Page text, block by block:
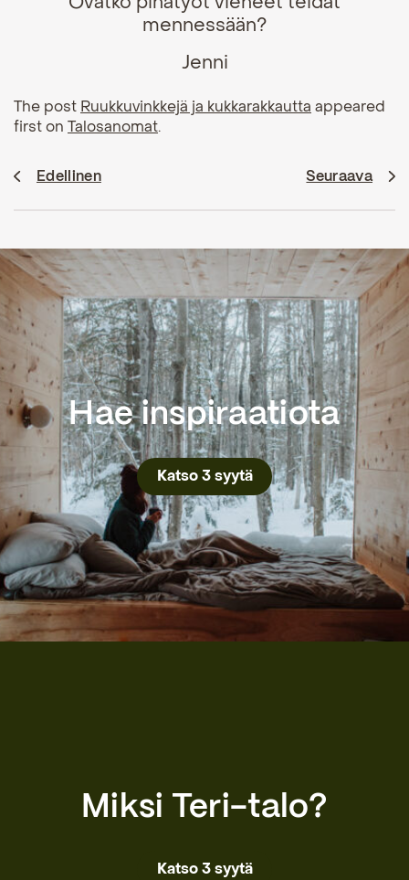
mennessään?
Jenni
The post Ruukkuvinkkejä ja kukkarakkautta appeared
first on Talosanomat.
Edellinen Seuraava
Hae inspiraatiota
Katso 3 syytä
Miksi Teri-talo?
Katso 3 syytä